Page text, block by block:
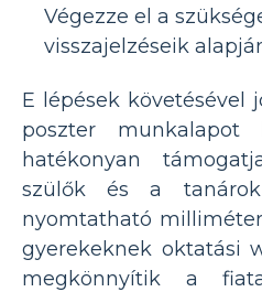
Végezze el a
visszajelzéseik
E lépések követésével
poszter
hatékonyan
szülők és a
nyomtatható
gyerekeknek oktatási
megkönnyítik a